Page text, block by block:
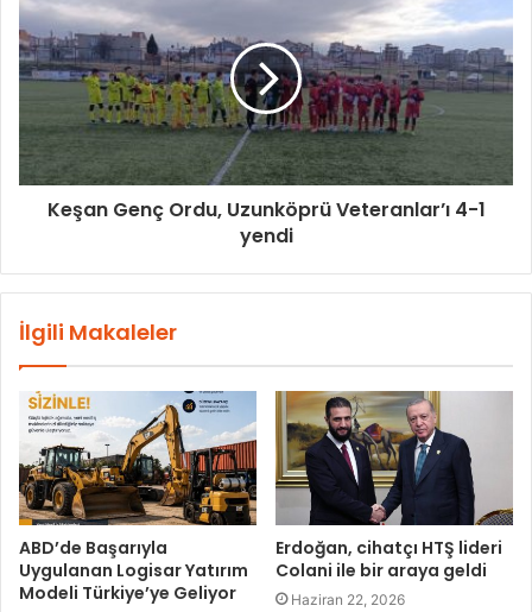
Keşan Genç Ordu, Uzunköprü Veteranlar’ı 4-1
yendi
İlgili Makaleler
ABD’de Başarıyla
Uygulanan Logisar Yatırım
Modeli Türkiye’ye Geliyor
Erdoğan, cihatçı HTŞ lideri
Colani ile bir araya geldi
Haziran 22, 2026